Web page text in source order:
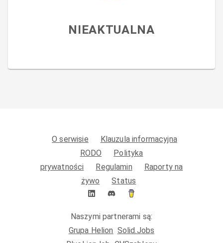
NIEAKTUALNA
O serwisie
Klauzula informacyjna
RODO
Polityka
prywatności
Regulamin
Raporty na
żywo
Status
Naszymi partnerami są:
Grupa Helion Solid.Jobs